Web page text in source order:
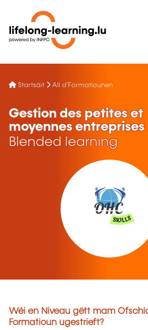
Startsäit All d'Formatiounen
Gestion des petites et
moyennes entreprises
Blended learning
Wéi en Niveau gëtt mam
Formatioun ugestrieft?